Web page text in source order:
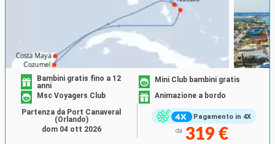
Pagamento in 4X
Bambini gratis fino a 12
anni
Mini Club bambini gratis
Msc Voyagers Club
Animazione a bordo
da 319 €
Partenza da Port Canaveral
(Orlando)
dom 04 ott 2026